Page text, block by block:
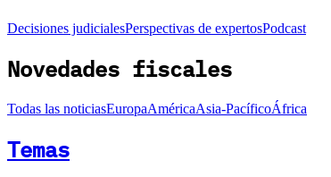
Decisiones judicialesPerspectivas de expertosPodcast
Novedades fiscales
Todas las noticiasEuropaAméricaAsia-PacíficoÁfrica
Temas